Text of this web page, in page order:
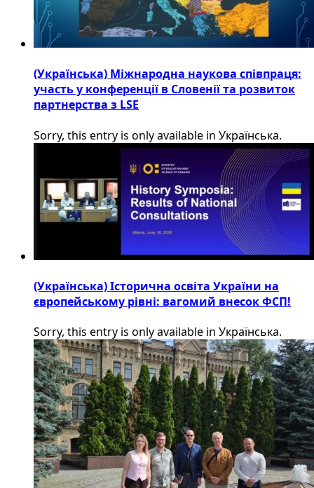
(Українська) Міжнародна наукова співпраця:
участь у конференції в Словенії та розвиток
партнерства з LSE
Sorry, this entry is only available in Українська.
(Українська) Історична освіта України на
європейському рівні: вагомий внесок ФСП!
Sorry, this entry is only available in Українська.